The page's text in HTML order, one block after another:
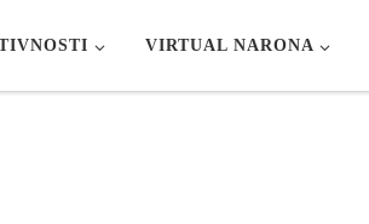
VIRTUAL NARONA